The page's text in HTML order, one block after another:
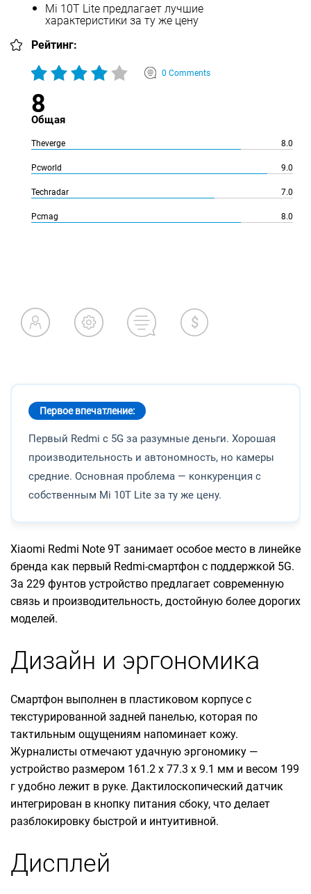
Mi 10T Lite предлагает лучшие
характеристики за ту же цену
Рейтинг:
0 Comments
8
Общая
Theverge 8.0
Pcworld 9.0
Techradar 7.0
Pcmag 8.0
Первое впечатление:
Первый Redmi с 5G за разумные деньги. Хорошая
производительность и автономность, но камеры
средние. Основная проблема — конкуренция с
собственным Mi 10T Lite за ту же цену.
Xiaomi Redmi Note 9T занимает особое место в линейке
бренда как первый Redmi-смартфон с поддержкой 5G.
За 229 фунтов устройство предлагает современную
связь и производительность, достойную более дорогих
моделей.
Дизайн и эргономика
Смартфон выполнен в пластиковом корпусе с
текстурированной задней панелью, которая по
тактильным ощущениям напоминает кожу.
Журналисты отмечают удачную эргономику —
устройство размером 161.2 x 77.3 x 9.1 мм и весом 199
г удобно лежит в руке. Дактилоскопический датчик
интегрирован в кнопку питания сбоку, что делает
разблокировку быстрой и интуитивной.
Дисплей